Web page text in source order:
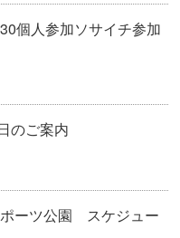
個人参加ソサイチ参加
のご案内
ーツ公園 スケジュー